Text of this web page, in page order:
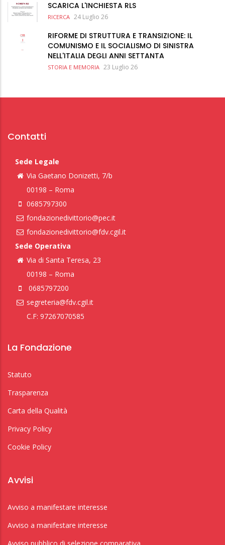
SCARICA L'INCHIESTA RLS
RICERCA 24 Luglio 26
RIFORME DI STRUTTURA E TRANSIZIONE: IL
COMUNISMO E IL SOCIALISMO DI SINISTRA
NELL'ITALIA DEGLI ANNI SETTANTA
STORIA E MEMORIA 23 Luglio 26
Contatti
Sede Legale
Via Gaetano Donizetti, 7/b
00198 – Roma
0685797300
fondazionedivittorio@pec.it
fondazionedivittorio@fdv.cgil.it
Sede Operativa
Via di Santa Teresa, 23
00198 – Roma
0685797200
segreteria@fdv.cgil.it
C.F: 97267070585
La Fondazione
Statuto
Trasparenza
Carta della Qualità
Privacy Policy
Cookie Policy
Avvisi
Avviso a manifestare interesse
Avviso a manifestare interesse